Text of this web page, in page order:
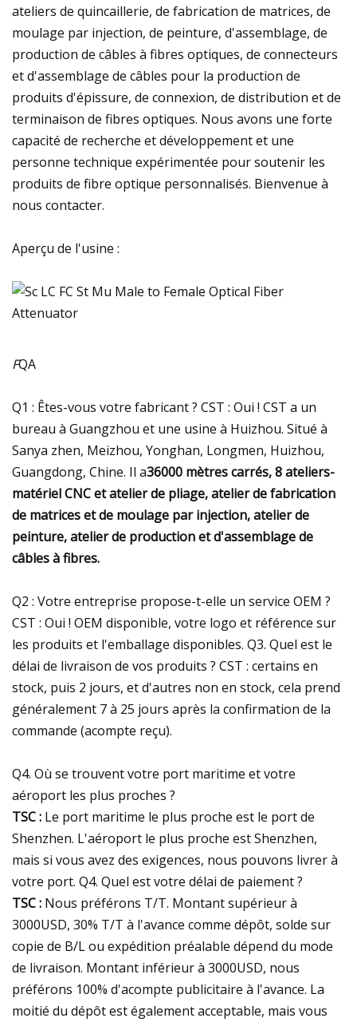
ateliers de quincaillerie, de fabrication de matrices, de
moulage par injection, de peinture, d'assemblage, de
production de câbles à fibres optiques, de connecteurs
et d'assemblage de câbles pour la production de
produits d'épissure, de connexion, de distribution et de
terminaison de fibres optiques. Nous avons une forte
capacité de recherche et développement et une
personne technique expérimentée pour soutenir les
produits de fibre optique personnalisés. Bienvenue à
nous contacter.
Aperçu de l'usine :
FQA
Q1 : Êtes-vous votre fabricant ? CST : Oui ! CST a un
bureau à Guangzhou et une usine à Huizhou. Situé à
Sanya zhen, Meizhou, Yonghan, Longmen, Huizhou,
Guangdong, Chine. Il a36000 mètres carrés, 8 ateliers-
matériel CNC et atelier de pliage, atelier de fabrication
de matrices et de moulage par injection, atelier de
peinture, atelier de production et d'assemblage de
câbles à fibres.
Q2 : Votre entreprise propose-t-elle un service OEM ?
CST : Oui ! OEM disponible, votre logo et référence sur
les produits et l'emballage disponibles. Q3. Quel est le
délai de livraison de vos produits ? CST : certains en
stock, puis 2 jours, et d'autres non en stock, cela prend
généralement 7 à 25 jours après la confirmation de la
commande (acompte reçu).
Q4. Où se trouvent votre port maritime et votre
aéroport les plus proches ?
TSC : Le port maritime le plus proche est le port de
Shenzhen. L'aéroport le plus proche est Shenzhen,
mais si vous avez des exigences, nous pouvons livrer à
votre port. Q4. Quel est votre délai de paiement ?
TSC : Nous préférons T/T. Montant supérieur à
3000USD, 30% T/T à l'avance comme dépôt, solde sur
copie de B/L ou expédition préalable dépend du mode
de livraison. Montant inférieur à 3000USD, nous
préférons 100% d'acompte publicitaire à l'avance. La
moitié du dépôt est également acceptable, mais vous